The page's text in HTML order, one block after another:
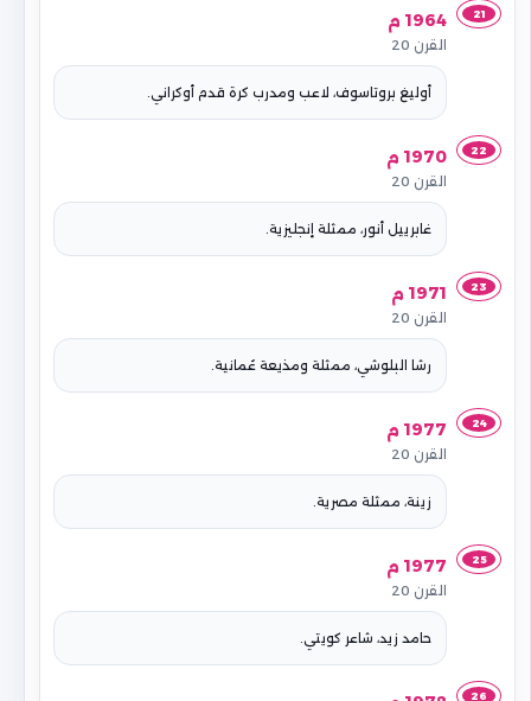
21 1964 م
القرن 20
أوليغ بروتاسوف، لاعب ومدرب كرة قدم أوكراني.
22 1970 م
القرن 20
غابرييل أنور، ممثلة إنجليزية.
23 1971 م
القرن 20
رشا البلوشي، ممثلة ومذيعة عُمانية.
24 1977 م
القرن 20
زينة، ممثلة مصرية.
25 1977 م
القرن 20
حامد زيد، شاعر كويتي.
26